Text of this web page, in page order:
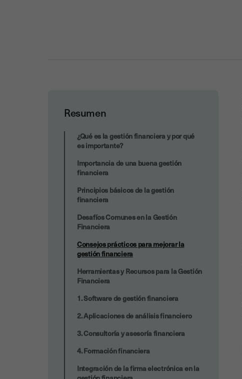
Resumen
Consejos prácticos para mejorar la
gestión financiera
¿Qué es la gestión financiera y por qué
es importante?
Importancia de una buena gestión
financiera
Principios básicos de la gestión
financiera
Desafíos Comunes en la Gestión
Financiera
Consejos prácticos para mejorar la
gestión financiera
Herramientas y Recursos para la Gestión
Financiera
1. Software de gestión financiera
2. Aplicaciones de análisis financiero
3. Consultoría y asesoría financiera
4. Formación financiera
Integración de la firma electrónica en la